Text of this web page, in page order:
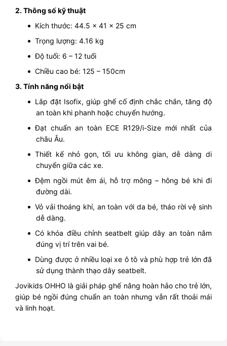
2. Thông số kỹ thuật
Kích thước: 44.5 × 41 × 25 cm
Trọng lượng: 4.16 kg
Độ tuổi: 6 – 12 tuổi
Chiều cao bé: 125 – 150cm
3. Tính năng nổi bật
Lắp đặt Isofix, giúp ghế cố định chắc chắn, tăng độ
an toàn khi phanh hoặc chuyển hướng.
Đạt chuẩn an toàn ECE R129/i-Size mới nhất của
châu Âu.
Thiết kế nhỏ gọn, tối ưu không gian, dễ dàng di
chuyển giữa các xe.
Đệm ngồi mút êm ái, hỗ trợ mông – hông bé khi đi
đường dài.
Vỏ vải thoáng khí, an toàn với da bé, tháo rời vệ sinh
dễ dàng.
Có khóa điều chỉnh seatbelt giúp dây an toàn nằm
đúng vị trí trên vai bé.
Dùng được ở nhiều loại xe ô tô và phù hợp trẻ lớn đã
sử dụng thành thạo dây seatbelt.
Jovikids OHHO là giải pháp ghế nâng hoàn hảo cho trẻ lớn,
giúp bé ngồi đúng chuẩn an toàn nhưng vẫn rất thoải mái
và linh hoạt.